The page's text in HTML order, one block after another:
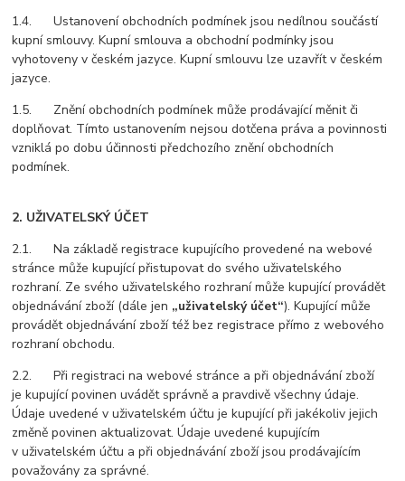
1.4. Ustanovení obchodních podmínek jsou nedílnou součástí
kupní smlouvy. Kupní smlouva a obchodní podmínky jsou
vyhotoveny v českém jazyce. Kupní smlouvu lze uzavřít v českém
jazyce.
1.5. Znění obchodních podmínek může prodávající měnit či
doplňovat. Tímto ustanovením nejsou dotčena práva a povinnosti
vzniklá po dobu účinnosti předchozího znění obchodních
podmínek.
2. UŽIVATELSKÝ ÚČET
2.1. Na základě registrace kupujícího provedené na webové
stránce může kupující přistupovat do svého uživatelského
rozhraní. Ze svého uživatelského rozhraní může kupující provádět
objednávání zboží (dále jen „uživatelský účet“). Kupující může
provádět objednávání zboží též bez registrace přímo z webového
rozhraní obchodu.
2.2. Při registraci na webové stránce a při objednávání zboží
je kupující povinen uvádět správně a pravdivě všechny údaje.
Údaje uvedené v uživatelském účtu je kupující při jakékoliv jejich
změně povinen aktualizovat. Údaje uvedené kupujícím
v uživatelském účtu a při objednávání zboží jsou prodávajícím
považovány za správné.